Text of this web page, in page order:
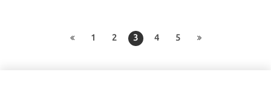
1 2 3 4 5